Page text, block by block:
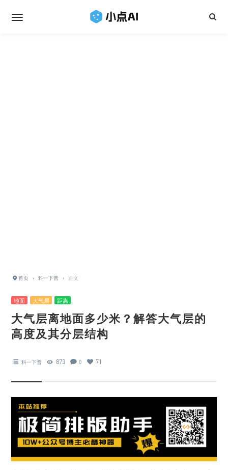
首页 › 科一下普 › 正文
地面 大气层 距离
大气层离地面多少米？解答大气层的
高度及其分层结构
科一下普 873 0 71